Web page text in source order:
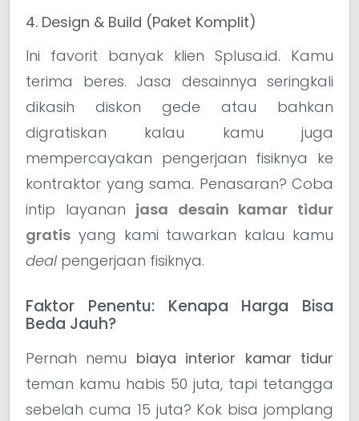
4. Design & Build (Paket Komplit)
Ini favorit banyak klien Splusa.id. Kamu
terima beres. Jasa desainnya seringkali
dikasih diskon gede atau bahkan
digratiskan kalau kamu juga
mempercayakan pengerjaan fisiknya ke
kontraktor yang sama. Penasaran? Coba
intip layanan jasa desain kamar tidur
gratis yang kami tawarkan kalau kamu
deal pengerjaan fisiknya.
Faktor Penentu: Kenapa Harga Bisa
Beda Jauh?
Pernah nemu biaya interior kamar tidur
teman kamu habis 50 juta, tapi tetangga
sebelah cuma 15 juta? Kok bisa jomplang